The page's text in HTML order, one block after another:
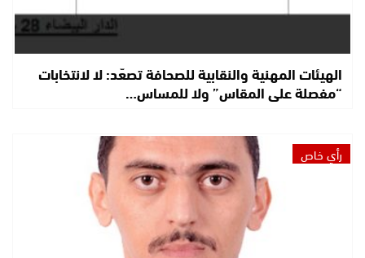
الهيئات المهنية والنقابية للصحافة تصعّد: لا لانتخابات
“مفصلة على المقاس” ولا للمساس…
رأي خاص